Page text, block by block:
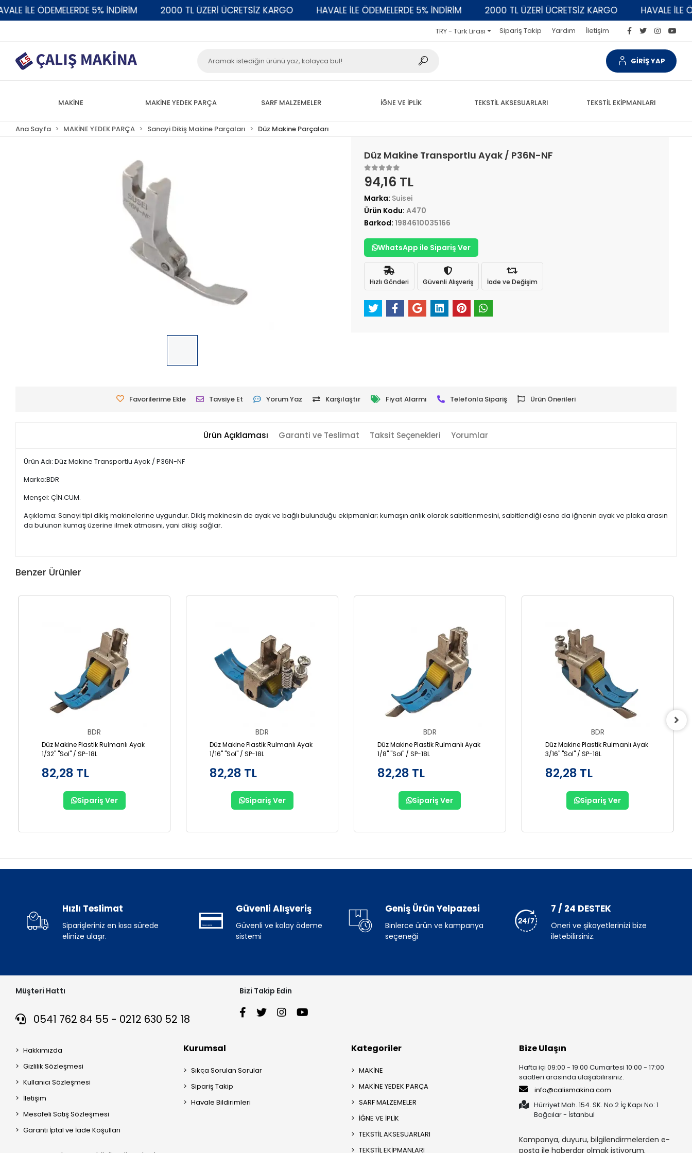
İLE ÖDEMELERDE 5% İNDİRİM 2000 TL ÜZERİ ÜCRETSİZ KARGO HAVALE İLE ÖDEMELERDE 5% İNDİRİM 2000 TL ÜZERİ ÜCRETSİZ KARGO HAVALE İLE
TRY - Türk Lirası Sipariş Takip Yardım İletişim
GİRİŞ YAP
MAKİNE MAKİNE YEDEK PARÇA SARF MALZEMELER İĞNE VE İPLİK TEKSTİL AKSESUARLARI TEKSTİL EKİPMANLARI
Ana Sayfa MAKİNE YEDEK PARÇA Sanayi Dikiş Makine Parçaları Düz Makine Parçaları
Düz Makine Transportlu Ayak / P36N-NF
94,16 TL
Marka: Suisei
Ürün Kodu: A470
Barkod: 1984610035166
WhatsApp ile Sipariş Ver
Hızlı Gönderi Güvenli Alışveriş İade ve Değişim
Favorilerime Ekle Tavsiye Et Yorum Yaz Karşılaştır Fiyat Alarmı Telefonla Sipariş Ürün Önerileri
Ürün Açıklaması Garanti ve Teslimat Taksit Seçenekleri Yorumlar
Ürün Adı: Düz Makine Transportlu Ayak / P36N-NF
Marka:BDR
Menşei: ÇİN.CUM.
Açıklama: Sanayi tipi dikiş makinelerine uygundur. Dikiş makinesin de ayak ve bağlı bulunduğu ekipmanlar; kumaşın anlık olarak sabitlenmesini, sabitlendiği esna da iğnenin ayak ve plaka arasın
da bulunan kumaş üzerine ilmek atmasını, yani dikişi sağlar.
Benzer Ürünler
BDR
Düz Makine Plastik Rulmanlı Ayak
1/32" "Sol" / SP-18L
82,28 TL
Sipariş Ver
BDR
Düz Makine Plastik Rulmanlı Ayak
1/16" "Sol" / SP-18L
82,28 TL
Sipariş Ver
BDR
Düz Makine Plastik Rulmanlı Ayak
1/8" "Sol" / SP-18L
82,28 TL
Sipariş Ver
BDR
Düz Makine Plastik Rulmanlı Ayak
3/16" "Sol" / SP-18L
82,28 TL
Sipariş Ver
Hızlı Teslimat
Siparişleriniz en kısa sürede
elinize ulaşır.
Güvenli Alışveriş
Güvenli ve kolay ödeme
sistemi
Geniş Ürün Yelpazesi
Binlerce ürün ve kampanya
seçeneği
7 / 24 DESTEK
Öneri ve şikayetlerinizi bize
iletebilirsiniz.
Müşteri Hattı
0541 762 84 55 - 0212 630 52 18
Bizi Takip Edin
Hakkımızda
Gizlilik Sözleşmesi
Kullanıcı Sözleşmesi
İletişim
Mesafeli Satış Sözleşmesi
Garanti İptal ve İade Koşulları
Kurumsal
Sıkça Sorulan Sorular
Sipariş Takip
Havale Bildirimleri
Kategoriler
MAKİNE
MAKİNE YEDEK PARÇA
SARF MALZEMELER
İĞNE VE İPLİK
TEKSTİL AKSESUARLARI
TEKSTİL EKİPMANLARI
Bize Ulaşın
Hafta içi 09:00 - 19:00 Cumartesi 10:00 - 17:00
saatleri arasında ulaşabilirsiniz.
info@calismakina.com
Hürriyet Mah. 154. SK. No:2 İç Kapı No: 1
Bağcılar - İstanbul
Kampanya, duyuru, bilgilendirmelerden e-
posta ile haberdar olmak istiyorum.